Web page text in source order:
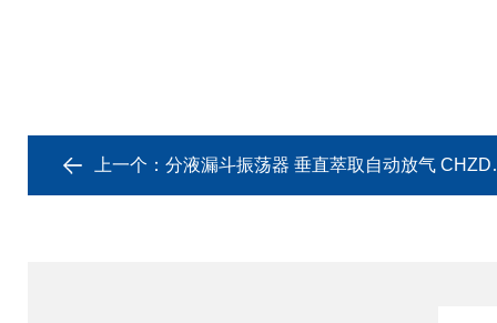
上一个： 分液漏斗振荡器 垂直萃取自动放气 CHZD-6F